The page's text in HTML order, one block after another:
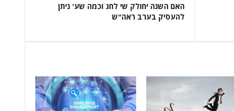
האם השנה יחולק שי לחג וכמה שע' ניתן
להעסיק בערב ראה"ש